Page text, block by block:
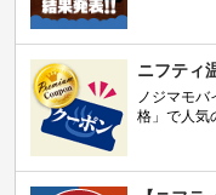
ニフティ
ノジマモ
格」で人気